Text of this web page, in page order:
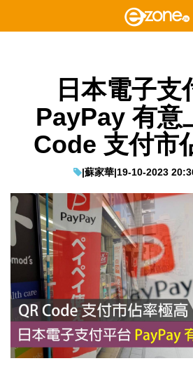
日本電子支
PayPay 有意
Code 支付市
|蘇家華|19-10-2023